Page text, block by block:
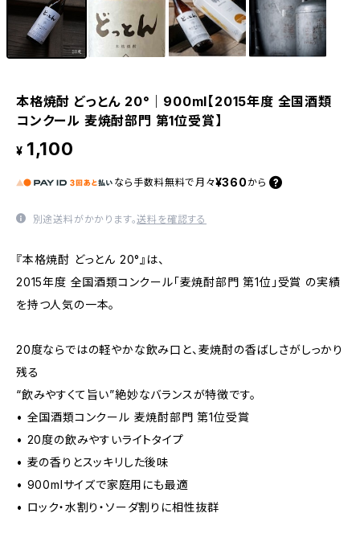
本格焼酎 どっとん 20°｜900ml【2015年度 全国酒類
コンクール 麦焼酎部門 第1位受賞】
¥ 1,100
なら 手数料無料で 月々¥360 から
別途送料がかかります。送料を確認する
『本格焼酎 どっとん 20°』は、
2015年度 全国酒類コンクール「麦焼酎部門 第1位」受賞 の実績
を持つ人気の一本。
20度ならではの軽やかな飲み口と、麦焼酎の香ばしさがしっかり
残る
“飲みやすくて旨い”絶妙なバランスが特徴です。
• 全国酒類コンクール 麦焼酎部門 第1位受賞
• 20度の飲みやすいライトタイプ
• 麦の香りとスッキリした後味
• 900mlサイズで家庭用にも最適
• ロック・水割り・ソーダ割りに相性抜群